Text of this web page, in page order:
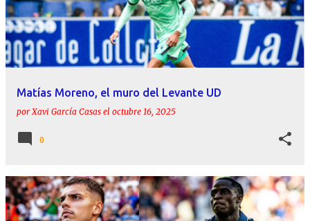
Matías Moreno, el muro del Levante UD
porXavi García Casas el octubre 16, 2025
0